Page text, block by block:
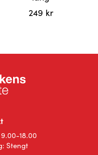
249 kr
18.00
Stengt